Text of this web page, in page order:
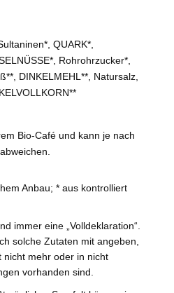
QUARK*,
Rohrohrzucker*,
DINKELMEHL**, Natursalz,
Bio-Café und kann je nach
Anbau; * aus kontrolliert
immer eine „Volldeklaration“.
solche Zutaten mit angeben,
nicht mehr oder in nicht
vorhanden sind.